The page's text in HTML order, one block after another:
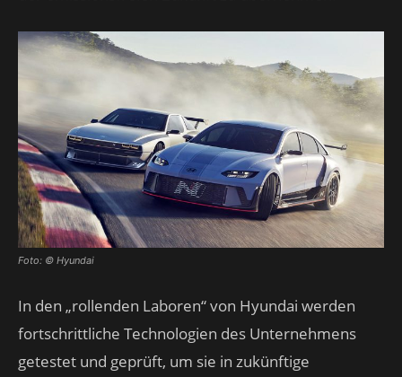
Foto: © Hyundai
In den „rollenden Laboren“ von Hyundai werden
fortschrittliche Technologien des Unternehmens
getestet und geprüft, um sie in zukünftige